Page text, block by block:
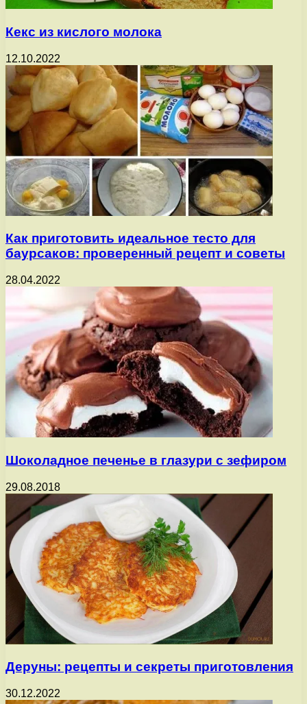
Кекс из кислого молока
12.10.2022
Как приготовить идеальное тесто для
баурсаков: проверенный рецепт и советы
28.04.2022
Шоколадное печенье в глазури с зефиром
29.08.2018
Деруны: рецепты и секреты приготовления
30.12.2022